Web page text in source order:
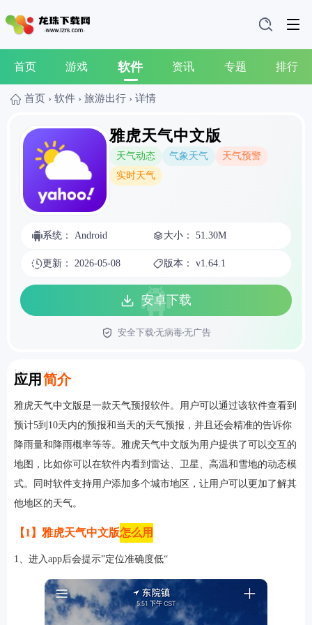
首页 游戏 软件 资讯 专题 排行
首页 › 软件 › 旅游出行 › 详情
雅虎天气中文版
天气动态 气象天气
天气预警
实时天气
系统： Android 大小： 51.30M
更新： 2026-05-08 版本： v1.64.1
安卓下载
安全下载无病毒无广告
应用 简介
Introduction
雅虎天气中文版是一款天气预报软件。用户可以通过该软件查看到
预计5到10天内的预报和当天的天气预报，并且还会精准的告诉你
降雨量和降雨概率等等。雅虎天气中文版为用户提供了可以交互的
地图，比如你可以在软件内看到雷达、卫星、高温和雪地的动态模
式。同时软件支持用户添加多个城市地区，让用户可以更加了解其
他地区的天气。
【1】雅虎天气中文版怎么用
1、进入app后会提示”定位准确度低“